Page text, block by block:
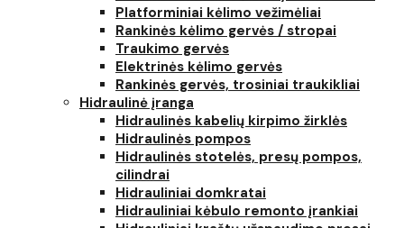
Platforminiai kėlimo vežimėliai
Rankinės kėlimo gervės / stropai
Traukimo gervės
Elektrinės kėlimo gervės
Rankinės gervės, trosiniai traukikliai
Hidraulinė įranga
Hidraulinės kabelių kirpimo žirklės
Hidraulinės pompos
Hidraulinės stotelės, presų pompos,
cilindrai
Hidrauliniai domkratai
Hidrauliniai kėbulo remonto įrankiai